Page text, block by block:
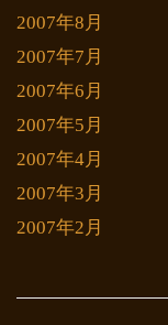
2007年8月
2007年7月
2007年6月
2007年5月
2007年4月
2007年3月
2007年2月